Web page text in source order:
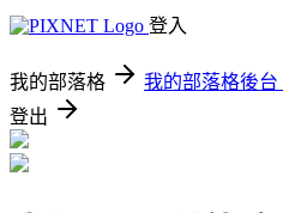
登入
我的部落格 我的部落格後台
登出